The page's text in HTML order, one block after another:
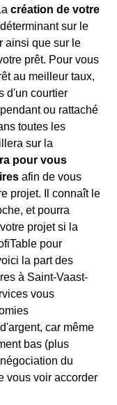
création de votre
sur le
ainsi que sur le
prêt. Pour vous
au meilleur taux,
d'un courtier
ou rattaché
toutes les
sur la
pour vous
afin de vous
projet. Il connaît le
et pourra
projet si la
pour
la part des
à Saint-Vaast-
vous
car même
bas (plus
du
vous voir accorder